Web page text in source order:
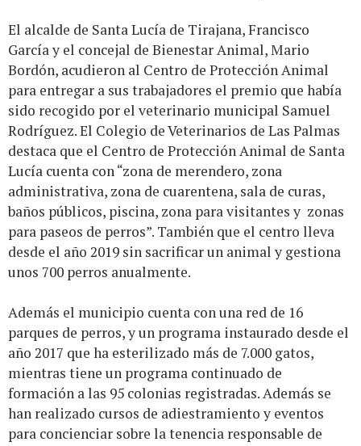
El alcalde de Santa Lucía de Tirajana, Francisco
García y el concejal de Bienestar Animal, Mario
Bordón, acudieron al Centro de Protección Animal
para entregar a sus trabajadores el premio que había
sido recogido por el veterinario municipal Samuel
Rodríguez. El Colegio de Veterinarios de Las Palmas
destaca que el Centro de Protección Animal de Santa
Lucía cuenta con “zona de merendero, zona
administrativa, zona de cuarentena, sala de curas,
baños públicos, piscina, zona para visitantes y zonas
para paseos de perros”. También que el centro lleva
desde el año 2019 sin sacrificar un animal y gestiona
unos 700 perros anualmente.
Además el municipio cuenta con una red de 16
parques de perros, y un programa instaurado desde el
año 2017 que ha esterilizado más de 7.000 gatos,
mientras tiene un programa continuado de
formación a las 95 colonias registradas. Además se
han realizado cursos de adiestramiento y eventos
para concienciar sobre la tenencia responsable de